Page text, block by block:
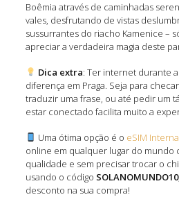
Boêmia através de caminhadas
vales, desfrutando de vistas
sussurrantes do riacho Kamenice –
apreciar a verdadeira magia deste
Dica extra: Ter internet durante
diferença em Praga. Seja para
traduzir uma frase, ou até pedir um
estar conectado facilita muito a
Uma ótima opção é o eSIM
online em qualquer lugar do mundo
qualidade e sem precisar trocar o
usando o código SOLANOMUNDO10
desconto na sua compra!